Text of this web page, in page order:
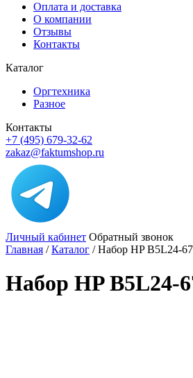
Оплата и доставка
О компании
Отзывы
Контакты
Каталог
Оргтехника
Разное
Контакты
+7 (495) 679-32-62
zakaz@faktumshop.ru
Личный кабинет Обратный звонок
Главная /Каталог /Набор HP B5L24-
Набор HP B5L24-